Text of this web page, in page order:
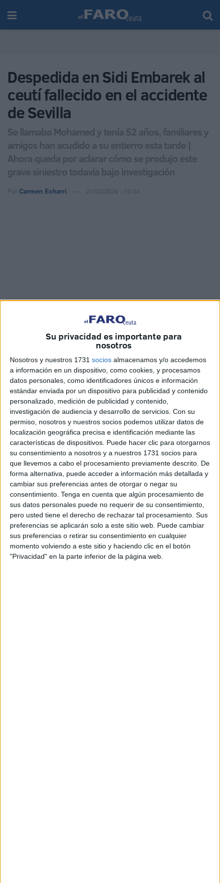
Su privacidad es importante para
nosotros
Nosotros y nuestros 1731 socios almacenamos y/o accedemos
a información en un dispositivo, como cookies, y procesamos
datos personales, como identificadores únicos e información
estándar enviada por un dispositivo para publicidad y contenido
personalizado, medición de publicidad y contenido,
investigación de audiencia y desarrollo de servicios. Con su
permiso, nosotros y nuestros socios podemos utilizar datos de
localización geográfica precisa e identificación mediante las
características de dispositivos. Puede hacer clic para otorgarnos
su consentimiento a nosotros y a nuestros 1731 socios para
que llevemos a cabo el procesamiento previamente descrito. De
forma alternativa, puede acceder a información más detallada y
cambiar sus preferencias antes de otorgar o negar su
consentimiento. Tenga en cuenta que algún procesamiento de
sus datos personales puede no requerir de su consentimiento,
pero usted tiene el derecho de rechazar tal procesamiento. Sus
preferencias se aplicarán solo a este sitio web. Puede cambiar
sus preferencias o retirar su consentimiento en cualquier
momento volviendo a este sitio y haciendo clic en el botón
"Privacidad" en la parte inferior de la página web.
Despedida en Sidi Embarek al
ceutí fallecido en el accidente
de Sevilla
Se llamaba Mohamed y tenía 52 años, familiares y
amigos han acudido a su entierro esta tarde |
Ahora queda por aclarar cómo se produjo este
grave siniestro todavía bajo investigación
Por Carmen Echarri 21/03/2024 - 19:04
Elvecino de Ceuta fallecidoen elsiniestroocurrido en
Sevilla, después de que un camionero arrollará un control
acabando con la vida de otras cinco personas más, ha
sido enterrado esta tarde en el cementeriodeSidi
Embarek.
Mohamedtenía 52 años y era vecino de Loma
Colmenar.El ataúd con sus restos ha sido trasladado en
un vehículo de la Funeraria Al Qadr después de su llegada
desde la Península. Ya en el cementerio ha sido portado a
hombros hasta la tumba número 4941 en donde ha sido
enterrado pasadas las cinco de la tarde.
Este residente en Ceuta era uno de los civiles muertos en
el siniestro que está bajo investigación y en el que